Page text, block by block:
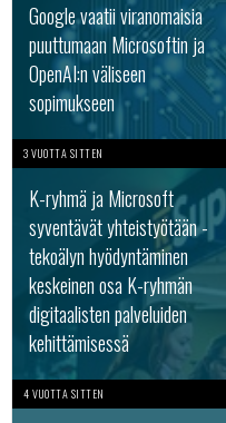
Google vaatii viranomaisia
puuttumaan Microsoftin ja
OpenAI:n väliseen
sopimukseen
3 VUOTTA SITTEN
K-ryhmä ja Microsoft
syventävät yhteistyötään -
tekoälyn hyödyntäminen
keskeinen osa K-ryhmän
digitaalisten palveluiden
kehittämisessä
4 VUOTTA SITTEN